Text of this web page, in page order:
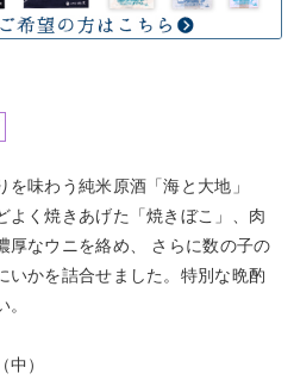
味わう純米原酒「海と大地」
よく焼きあげた「焼きぼこ」、肉
厚なウニを絡め、 さらに数の子の
いかを詰合せました。特別な晩酌
中）